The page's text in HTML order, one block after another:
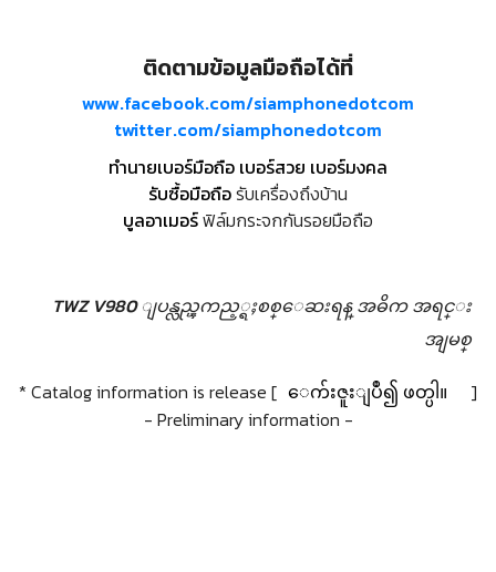
ติดตามข้อมูลมือถือได้ที่
www.facebook.com/siamphonedotcom
twitter.com/siamphonedotcom
ทำนายเบอร์มือถือ เบอร์สวย เบอร์มงคล
รับซื้อมือถือรับเครื่องถึงบ้าน
บูลอาเมอร์ฟิล์มกระจกกันรอยมือถือ
TWZ V980 ျပန္လည္ၾကည့္ရႈစစ္ေဆးရန္ အဓိက အရင္း
အျမစ္
* Catalog information is release [ ေက်းဇူးျပဳ၍ ဖတ္ပါ။
]
- Preliminary information -